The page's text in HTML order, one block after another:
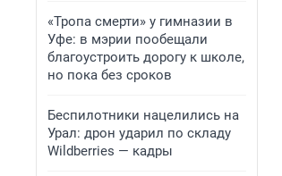
«Тропа смерти» у гимназии в
Уфе: в мэрии пообещали
благоустроить дорогу к школе,
но пока без сроков
Беспилотники нацелились на
Урал: дрон ударил по складу
Wildberries — кадры